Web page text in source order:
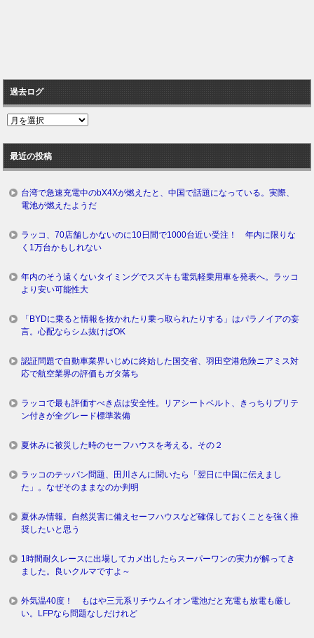
過去ログ
過
ロ
グ
最近の投稿
台湾で急速充電中のbX4Xが燃えたと、中国で話題になっている。実際、
電池が燃えたようだ
ラッコ、70店舗しかないのに10日間で1000台近い受注！ 年内に限りな
く1万台かもしれない
年内のそう遠くないタイミングでスズキも電気軽乗用車を発表へ。ラッコ
より安い可能性大
「BYDに乗ると情報を抜かれたり乗っ取られたりする」はパラノイアの妄
言。心配ならシム抜けばOK
認証問題で自動車業界いじめに終始した国交省、羽田空港危険ニアミス対
応で航空業界の評価もガタ落ち
ラッコで最も評価すべき点は安全性。リアシートベルト、きっちりプリテ
ン付きが全グレード標準装備
夏休みに被災した時のセーフハウスを考える。その２
ラッコのテッパン問題、田川さんに聞いたら「翌日に中国に伝えまし
た」。なぜそのままなのか判明
夏休み情報。自然災害に備えセーフハウスなど確保しておくことを強く推
奨したいと思う
1時間耐久レースに出場してカメ出したらスーパーワンの実力が解ってき
ました。良いクルマですよ～
外気温40度！ もはや三元系リチウムイオン電池だと充電も放電も厳し
い。LFPなら問題なしだけれど